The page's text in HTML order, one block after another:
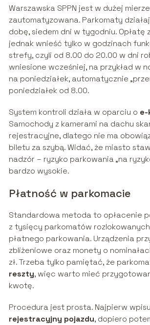
Warszawska SPPN jest w dużej mierze
zautomatyzowana. Parkomaty
dobę, siedem dni w tygodniu.
jednak wnieść tylko w godzinach
strefy, czyli od 8.00 do 20.00 w dni
wniesione wcześniej, na przykład w
na poniedziałek, automatycznie
poniedziałek od 8.00.
System kontroli działa w oparciu o
Samochody z kamerami na dachu
rejestracyjne, dlatego nie ma
biletu za szybą. Widać, że miasto
nadzór – ryzyko parkowania „na
bardzo wysokie.
Płatność w parkomacie
Standardowa metoda to opłacenie
z tysięcy parkomatów
płatnego parkowania. Urządzenia
zbliżeniowe oraz monety o
zł. Trzeba tylko pamiętać, że
reszty, więc warto mieć
kwotę.
Procedura jest prosta. Najpierw
rejestracyjny pojazdu, dopiero